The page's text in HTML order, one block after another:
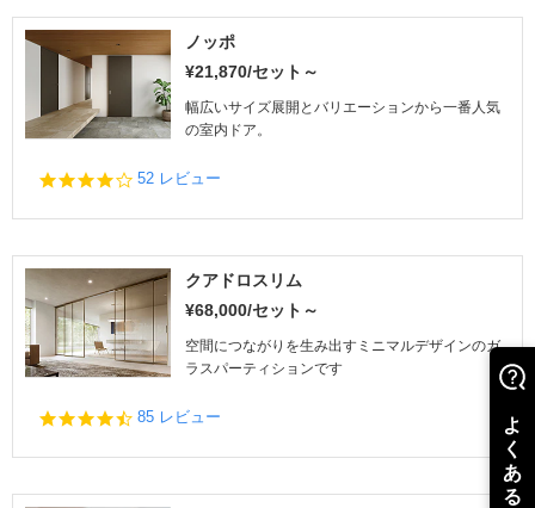
ノッポ
¥21,870/セット～
幅広いサイズ展開とバリエーションから一番人気
の室内ドア。
4.
s
a
r
r
a
t
i
n
52 レビュー
クアドロスリム
¥68,000/セット～
空間につながりを生み出すミニマルデザインのガ
ラスパーティションです
4.
s
a
85 レビュー